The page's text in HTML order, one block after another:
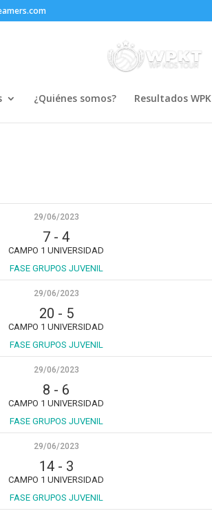
¿Quiénes somos? Resultados
29/06/2023
7 -4
CAMPO 1 UNIVERSIDAD
FASE GRUPOS JUVENIL
29/06/2023
20 - 5
CAMPO 1 UNIVERSIDAD
FASE GRUPOS JUVENIL
29/06/2023
8 - 6
CAMPO 1 UNIVERSIDAD
FASE GRUPOS JUVENIL
29/06/2023
14- 3
CAMPO 1 UNIVERSIDAD
FASE GRUPOS JUVENIL